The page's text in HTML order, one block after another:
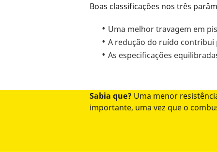
Boas classificações nos três
Uma melhor travagem em
A redução do ruído
As especificações
Sabia que? Uma menor
importante, uma vez que o